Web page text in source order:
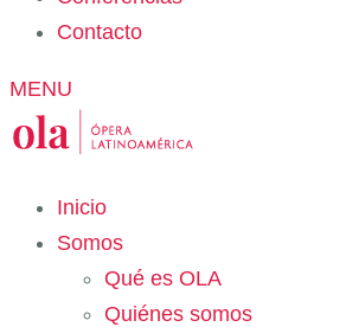
Contacto
MENU
Inicio
Somos
Qué es OLA
Quiénes somos